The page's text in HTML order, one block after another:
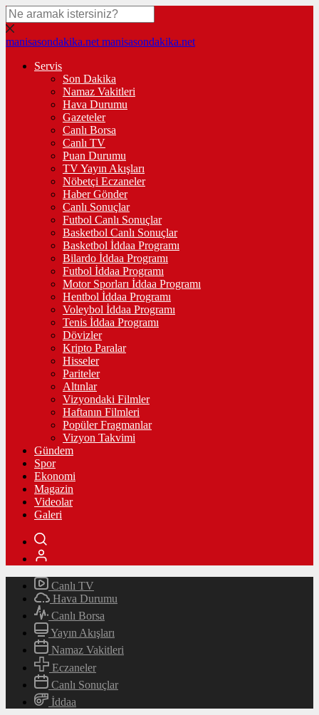
manisasondakika.net manisasondakika.net
Servis
Son Dakika
Namaz Vakitleri
Hava Durumu
Gazeteler
Canlı Borsa
Canlı TV
Puan Durumu
TV Yayın Akışları
Nöbetçi Eczaneler
Haber Gönder
Canlı Sonuçlar
Futbol Canlı Sonuçlar
Basketbol Canlı Sonuçlar
Basketbol İddaa Programı
Bilardo İddaa Programı
Futbol İddaa Programı
Motor Sporları İddaa Programı
Hentbol İddaa Programı
Voleybol İddaa Programı
Tenis İddaa Programı
Dövizler
Kripto Paralar
Hisseler
Pariteler
Altınlar
Vizyondaki Filmler
Haftanın Filmleri
Popüler Fragmanlar
Vizyon Takvimi
Gündem
Spor
Ekonomi
Magazin
Videolar
Galeri
Canlı TV
Hava Durumu
Canlı Borsa
Yayın Akışları
Namaz Vakitleri
Eczaneler
Canlı Sonuçlar
İddaa